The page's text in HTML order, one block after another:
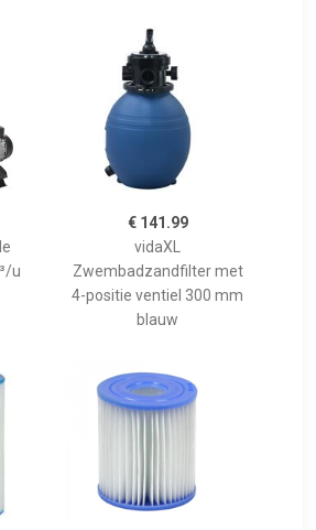
u
€ 141.99
vidaXL
Zwembadzandfilter met
4-positie ventiel 300 mm
blauw